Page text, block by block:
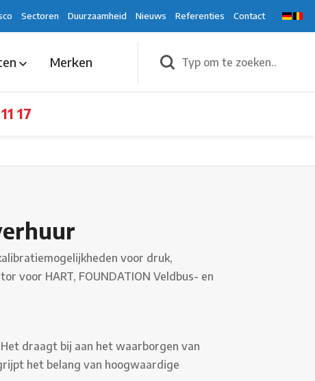
Sectoren Duurzaamheid Nieuws Referenties Contact
Merken
17
voor druk,
voor HART, FOUNDATION Veldbus- en
draagt bij aan het waarborgen van
het belang van hoogwaardige